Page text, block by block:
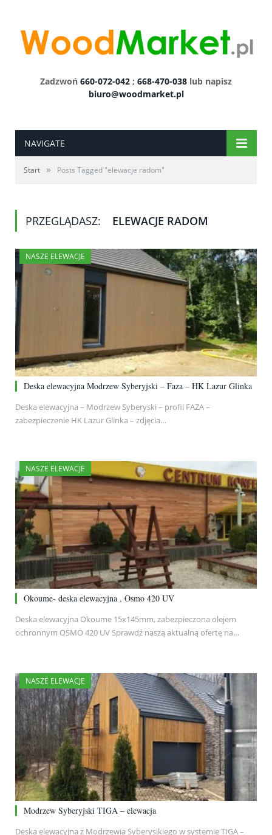
Zadzwoń 660-072-042 ; 668-470-038 lub napisz
biuro@woodmarket.pl
NAVIGATE
Start » Posts Tagged "elewacje radom"
PRZEGLĄDASZ: ELEWACJE RADOM
NASZE ELEWACJE
Deska elewacyjna Modrzew Syberyjski – Faza – HK Lazur Glinka
Deska elewacyjna – Modrzew Syberyski – profil FAZA –
zabezpieczenie HK Lazur Glinka – zdjęcia…
NASZE ELEWACJE
Okoume- deska elewacyjna , Osmo 420 UV
Deska elewacyjna Okoume 15x145mm, zabezpieczona olejem
ochronnym OSMO 420 UV Sprawdź naszą aktualną ofertę na…
NASZE ELEWACJE
Modrzew Syberyjski TIGA – elewacja
Deska elewacyjna z Modrzewia Syberysjkiego w systemie TIGA –